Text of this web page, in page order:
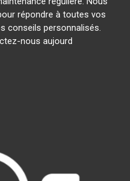
répondre à toutes vos
conseils personnalisés.
nous aujourd